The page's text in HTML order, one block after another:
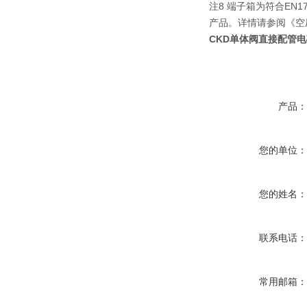
注8 端子箱为符合
产品。详情请参阅《
CKD单体阀直接配管
产品：
您的单位：
您的姓名：
联系电话：
常用邮箱：